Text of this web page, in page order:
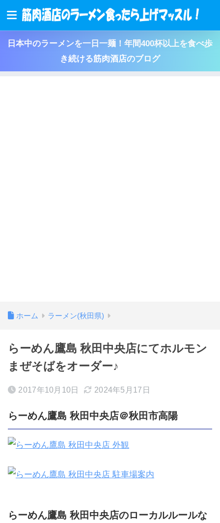
日本中のラーメンを一日一麺！年間400杯以上を食べ歩
き続ける筋肉酒店のブログ
ホーム ラーメン(秋田県)
らーめん鷹島 秋田中央店にてホルモン
まぜそばをオーダー♪
2017年10月10日 2024年5月17日
らーめん鷹島 秋田中央店＠秋田市高陽
らーめん鷹島 秋田中央店のローカルルールな